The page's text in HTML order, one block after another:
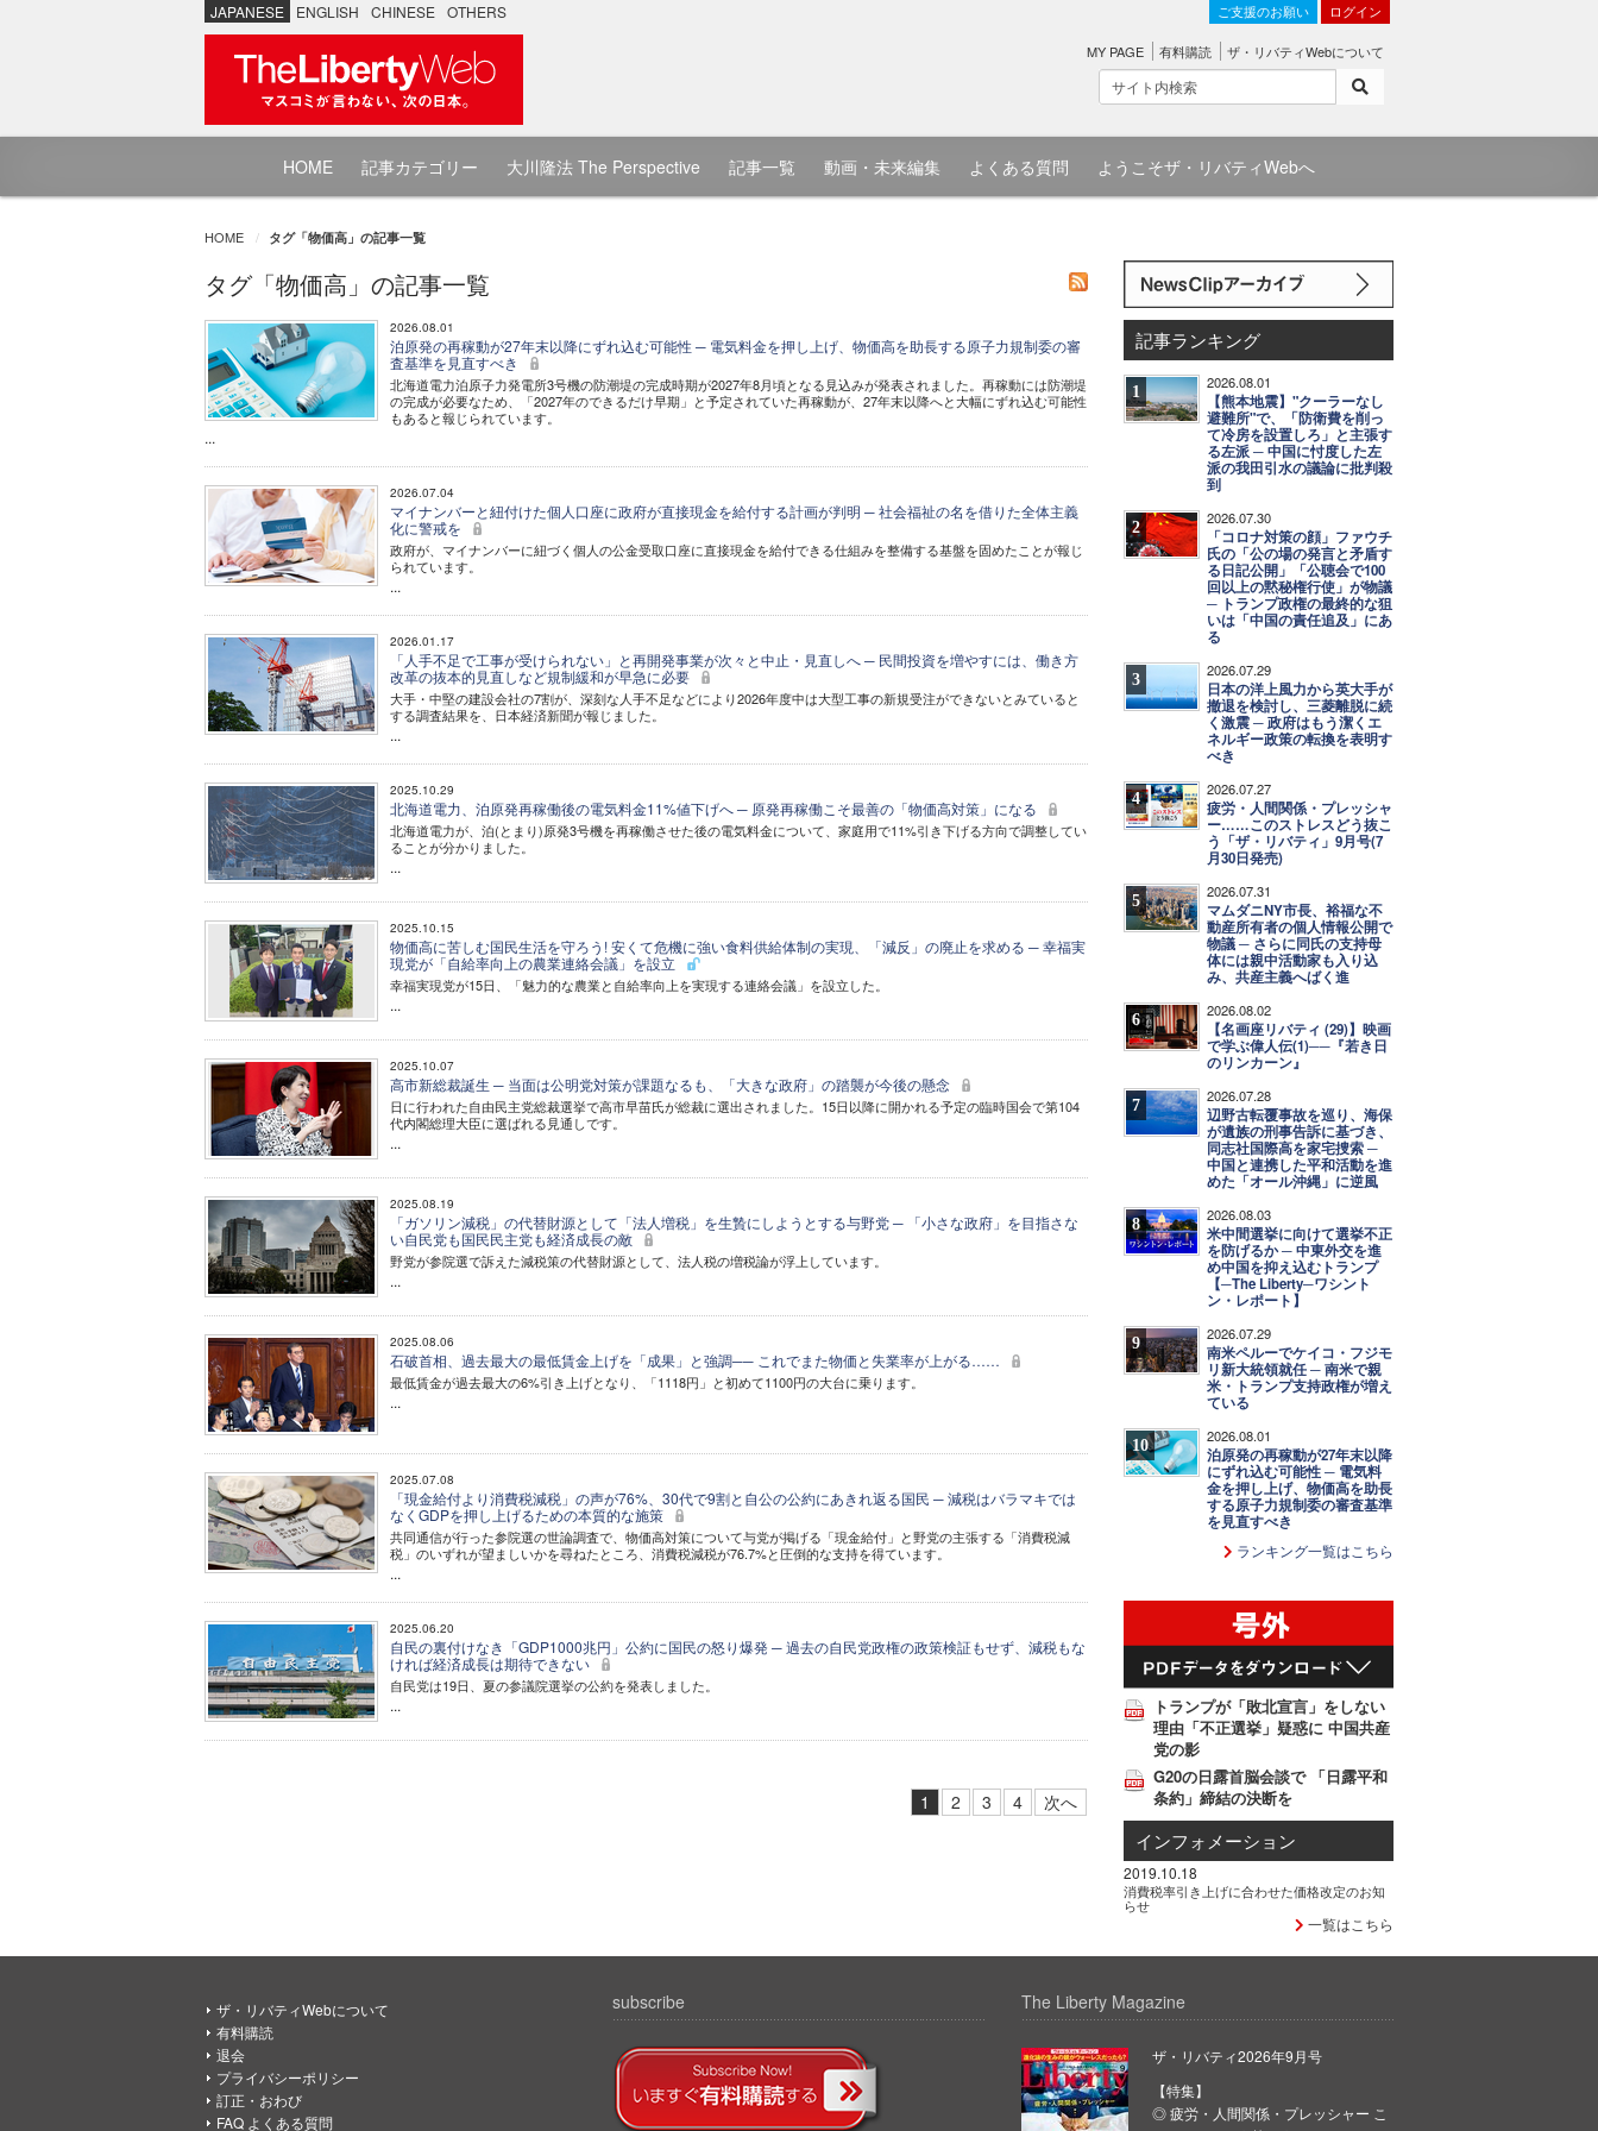
JAPANESE ENGLISH CHINESE OTHERS ご支援のお願い ログイン
MY PAGE 有料購読 ザ・リバティWebについて
HOME 記事カテゴリー 大川隆法 The Perspective 記事一覧 動画・未来編集 よくある質問 ようこそザ・リバティWebへ
HOME タグ「物価高」の記事一覧
タグ「物価高」の記事一覧
2026.08.01
泊原発の再稼動が27年末以降にずれ込む可能性 ─ 電気料金を押し上げ、物価高を助長する原子力規制委の審
査基準を見直すべき
北海道電力泊原子力発電所3号機の防潮堤の完成時期が2027年8月頃となる見込みが発表されました。再稼動には防潮堤
の完成が必要なため、「2027年のできるだけ早期」と予定されていた再稼動が、27年末以降へと大幅にずれ込む可能性
もあると報じられています。
...
2026.07.04
マイナンバーと紐付けた個人口座に政府が直接現金を給付する計画が判明 ─ 社会福祉の名を借りた全体主義
化に警戒を
政府が、マイナンバーに紐づく個人の公金受取口座に直接現金を給付できる仕組みを整備する基盤を固めたことが報じ
られています。
...
2026.01.17
「人手不足で工事が受けられない」と再開発事業が次々と中止・見直しへ ─ 民間投資を増やすには、働き方
改革の抜本的見直しなど規制緩和が早急に必要
大手・中堅の建設会社の7割が、深刻な人手不足などにより2026年度中は大型工事の新規受注ができないとみていると
する調査結果を、日本経済新聞が報じました。
...
2025.10.29
北海道電力、泊原発再稼働後の電気料金11%値下げへ ─ 原発再稼働こそ最善の「物価高対策」になる
北海道電力が、泊(とまり)原発3号機を再稼働させた後の電気料金について、家庭用で11%引き下げる方向で調整してい
ることが分かりました。
...
2025.10.15
物価高に苦しむ国民生活を守ろう! 安くて危機に強い食料供給体制の実現、「減反」の廃止を求める ─ 幸福実
現党が「自給率向上の農業連絡会議」を設立
幸福実現党が15日、「魅力的な農業と自給率向上を実現する連絡会議」を設立した。
...
2025.10.07
高市新総裁誕生 ─ 当面は公明党対策が課題なるも、「大きな政府」の踏襲が今後の懸念
日に行われた自由民主党総裁選挙で高市早苗氏が総裁に選出されました。15日以降に開かれる予定の臨時国会で第104
代内閣総理大臣に選ばれる見通しです。
...
2025.08.19
「ガソリン減税」の代替財源として「法人増税」を生贄にしようとする与野党 ─ 「小さな政府」を目指さな
い自民党も国民民主党も経済成長の敵
野党が参院選で訴えた減税策の代替財源として、法人税の増税論が浮上しています。
...
2025.08.06
石破首相、過去最大の最低賃金上げを「成果」と強調── これでまた物価と失業率が上がる……
最低賃金が過去最大の6%引き上げとなり、「1118円」と初めて1100円の大台に乗ります。
...
2025.07.08
「現金給付より消費税減税」の声が76%、30代で9割と自公の公約にあきれ返る国民 ─ 減税はバラマキでは
なくGDPを押し上げるための本質的な施策
共同通信が行った参院選の世論調査で、物価高対策について与党が掲げる「現金給付」と野党の主張する「消費税減
税」のいずれが望ましいかを尋ねたところ、消費税減税が76.7%と圧倒的な支持を得ています。
...
2025.06.20
自民の裏付けなき「GDP1000兆円」公約に国民の怒り爆発 ─ 過去の自民党政権の政策検証もせず、減税もな
ければ経済成長は期待できない
自民党は19日、夏の参議院選挙の公約を発表しました。
...
1 2 3 4 次へ
記事ランキング
1 2026.08.01
【熊本地震】"クーラーなし
避難所"で、「防衛費を削っ
て冷房を設置しろ」と主張す
る左派 ─ 中国に忖度した左
派の我田引水の議論に批判殺
到
2 2026.07.30
「コロナ対策の顔」ファウチ
氏の「公の場の発言と矛盾す
る日記公開」「公聴会で100
回以上の黙秘権行使」が物議
─ トランプ政権の最終的な狙
いは「中国の責任追及」にあ
る
3 2026.07.29
日本の洋上風力から英大手が
撤退を検討し、三菱離脱に続
く激震 ─ 政府はもう潔くエ
ネルギー政策の転換を表明す
べき
4 2026.07.27
疲労・人間関係・プレッシャ
ー……このストレスどう抜こ
う「ザ・リバティ」9月号(7
月30日発売)
5 2026.07.31
マムダニNY市長、裕福な不
動産所有者の個人情報公開で
物議 ─ さらに同氏の支持母
体には親中活動家も入り込
み、共産主義へばく進
6 2026.08.02
【名画座リバティ (29)】映画
で学ぶ偉人伝(1)──『若き日
のリンカーン』
7 2026.07.28
辺野古転覆事故を巡り、海保
が遺族の刑事告訴に基づき、
同志社国際高を家宅捜索 ─
中国と連携した平和活動を進
めた「オール沖縄」に逆風
8 2026.08.03
米中間選挙に向けて選挙不正
を防げるか ─ 中東外交を進
め中国を抑え込むトランプ
【─The Liberty─ワシント
ン・レポート】
9 2026.07.29
南米ペルーでケイコ・フジモ
リ新大統領就任 ─ 南米で親
米・トランプ支持政権が増え
ている
10 2026.08.01
泊原発の再稼動が27年末以降
にずれ込む可能性 ─ 電気料
金を押し上げ、物価高を助長
する原子力規制委の審査基準
を見直すべき
ランキング一覧はこちら
トランプが「敗北宣言」をしない
理由「不正選挙」疑惑に 中国共産
党の影
G20の日露首脳会談で 「日露平和
条約」締結の決断を
インフォメーション
2019.10.18
消費税率引き上げに合わせた価格改定のお知
らせ
一覧はこちら
ザ・リバティWebについて
有料購読
退会
プライバシーポリシー
訂正・おわび
FAQ よくある質問
subscribe The Liberty Magazine
ザ・リバティ2026年9月号
【特集】
◎ 疲労・人間関係・プレッシャー こ